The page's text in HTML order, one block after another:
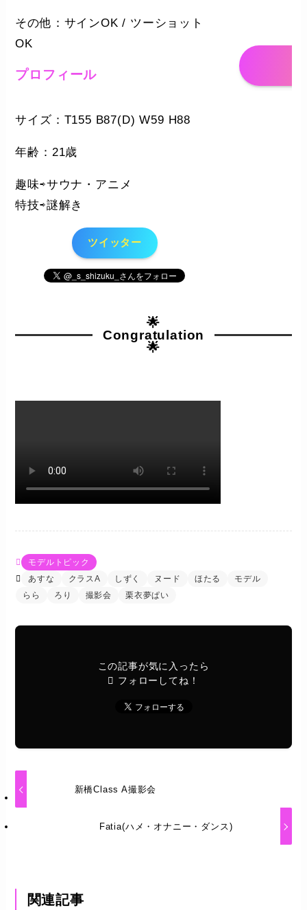
その他：サインOK / ツーショット
OK
プロフィール
サイズ：T155 B87(D) W59 H88
年齢：21歳
趣味⇨サウナ・アニメ
特技⇨謎解き
ツイッター
🌟
Congratulation
🌟
モデルトピック
あすな
クラスA しずく ヌード ほたる
モデル
らら
ろり 撮影会 栗衣夢ぱい
この記事が気に入ったら
フォローしてね！
新橋Class A撮影会
Fatia(ハメ・オナニー・ダンス)
関連記事